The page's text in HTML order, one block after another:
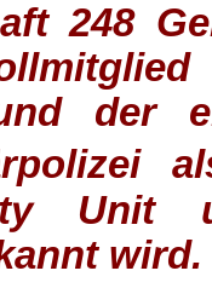
248
der
Unit
wird.